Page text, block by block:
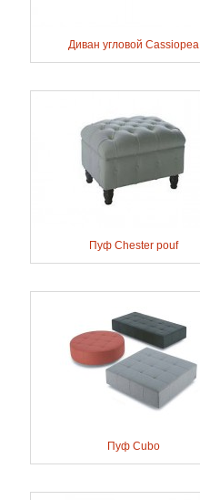
Диван угловой Cassiopea
Пуф Chester pouf
Пуф Cubo